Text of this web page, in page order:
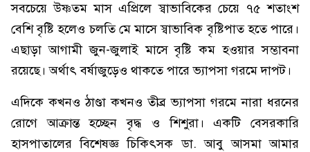
সবচেয়ে উষ্ণতম মাস এপ্রিলে স্বাভাবিকের চেয়ে ৭৫ শতাংশ
বেশি বৃষ্টি হলেও চলতি মে মাসে স্বাভাবিক বৃষ্টিপাত হতে পারে।
এছাড়া আগামী জুন-জুলাই মাসে বৃষ্টি কম হওয়ার সম্ভাবনা
রয়েছে। অর্থাৎ বর্ষাজুড়েও থাকতে পারে ভ্যাপসা গরমে দাপট।
এদিকে কখনও ঠাণ্ডা কখনও তীব্র ভ্যাপসা গরমে নারা ধরনের
রোগে আক্রান্ত হচ্ছেন বৃদ্ধ ও শিশুরা। একটি বেসরকারি
হাসপাতালের বিশেষজ্ঞ চিকিৎসক ডা. আবু আসমা আমার